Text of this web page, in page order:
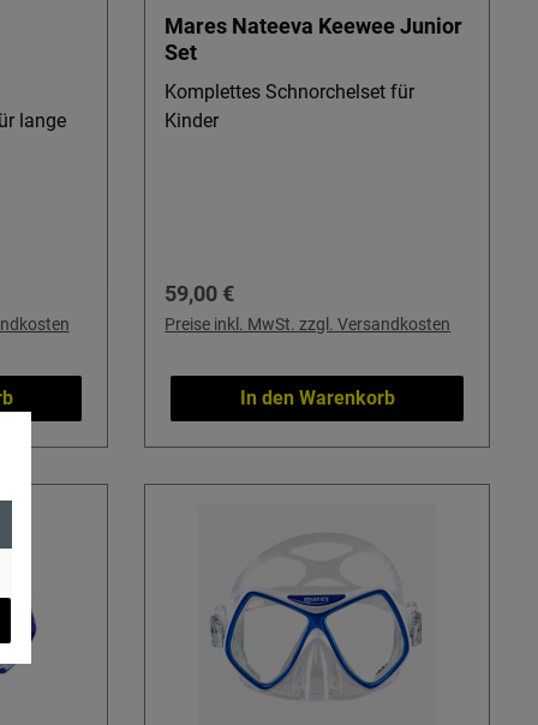
lange
Mares Nateeva Keewee Junior
Set
Komplettes Schnorchelset für
Kinder
Regulärer Preis:
59,00 €
Preise inkl. MwSt. zzgl. Versandkosten
In den Warenkorb